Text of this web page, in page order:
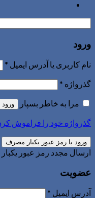
ورود
نام کاربری یا آدرس ایمیل *
گذرواژه *
مرا به خاطر بسپار
ورود
گذرواژه خود را فراموش
ورود با رمز عبور یکبار مصرف
ارسال مجدد رمز عبور
عضویت
آدرس ایمیل *